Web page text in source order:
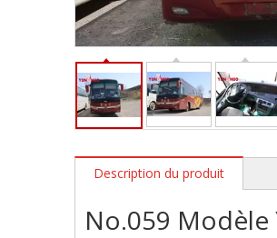
Description du produit
No.059 Modèle